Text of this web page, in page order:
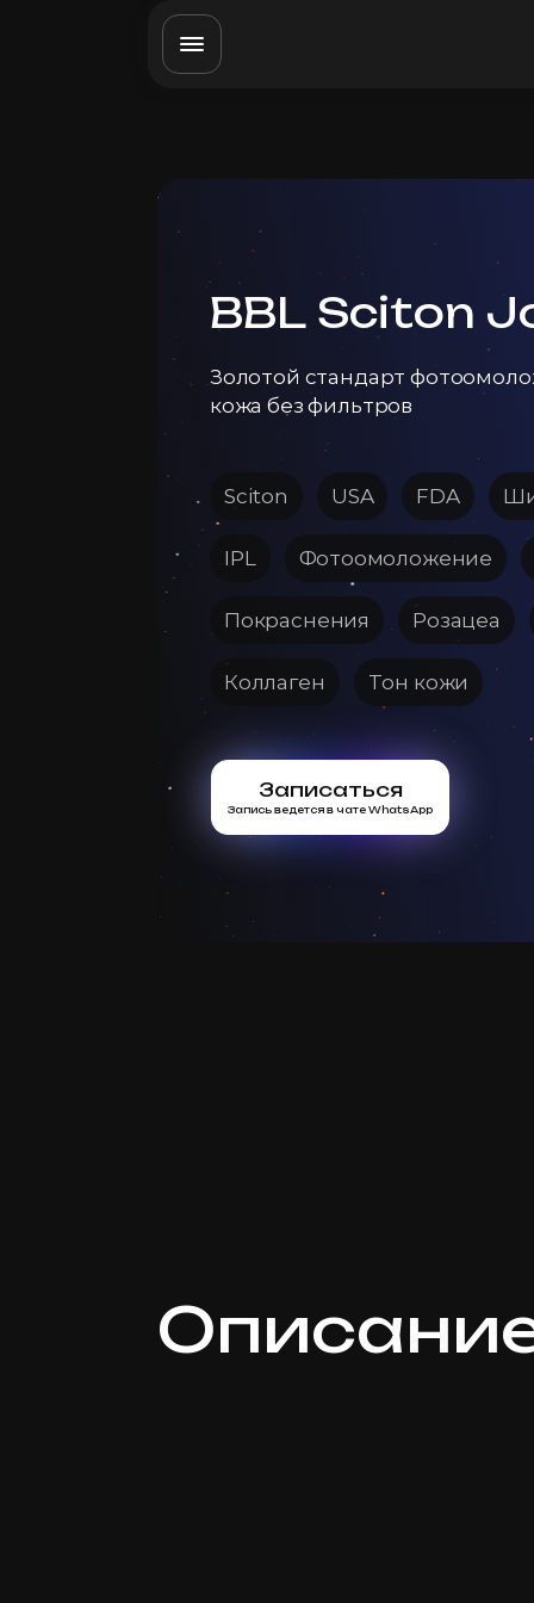
BBL Sciton
Золотой стандарт
кожа без фильтров
Sciton USA FDA
IPL Фотoомоложение
Покраснения Розацеа
Коллаген Тон кожи
Записаться
Запись ведется в чате WhatsApp